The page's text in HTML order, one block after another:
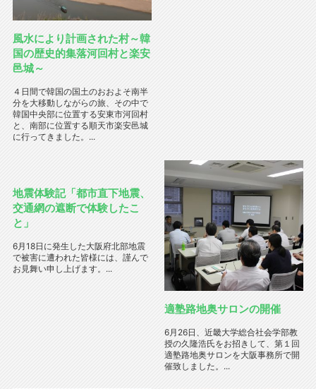
風水により計画された村～韓
国の歴史的集落河回村と楽安
邑城～
４日間で韓国の国土のおおよそ南半
分を大移動しながらの旅、その中で
韓国中央部に位置する安東市河回村
と、南部に位置する順天市楽安邑城
に行ってきました。...
地震体験記「都市直下地震、
交通網の遮断で体験したこ
と」
6月18日に発生した大阪府北部地震
で被害に遭われた皆様には、謹んで
お見舞い申し上げます。...
適塾路地奥サロンの開催
6月26日、近畿大学総合社会学部教
授の久隆浩氏をお招きして、第１回
適塾路地奥サロンを大阪事務所で開
催致しました。...